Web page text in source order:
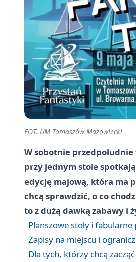
FOT. UM Tomaszów Mazowiecki
W sobotnie
przy jednym stole
edycję majową, która ma
chcą sprawdzić, o co
to z dużą dawką zabawy i
Planszowe stoły i
Zapisy na miejscu i
Dla tych, którzy chcą